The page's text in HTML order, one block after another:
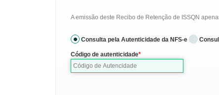
A emissão deste Recibo de Retenção de ISSQN
Consulta pela Autenticidade da NFS-e
Código de autenticidade